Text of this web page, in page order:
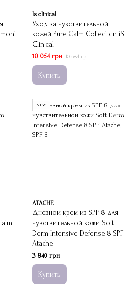
Is clinical
Уход за чувствительной
кожей Pure Calm Collection iS
Clinical
10 054 грн 10 584 грн
Купить
NEW
ATACHE
Дневной крем из SPF 8 для
чувствительной кожи Soft
Derm Intensive Defense 8 SPF
Atache
3 840 грн
Купить